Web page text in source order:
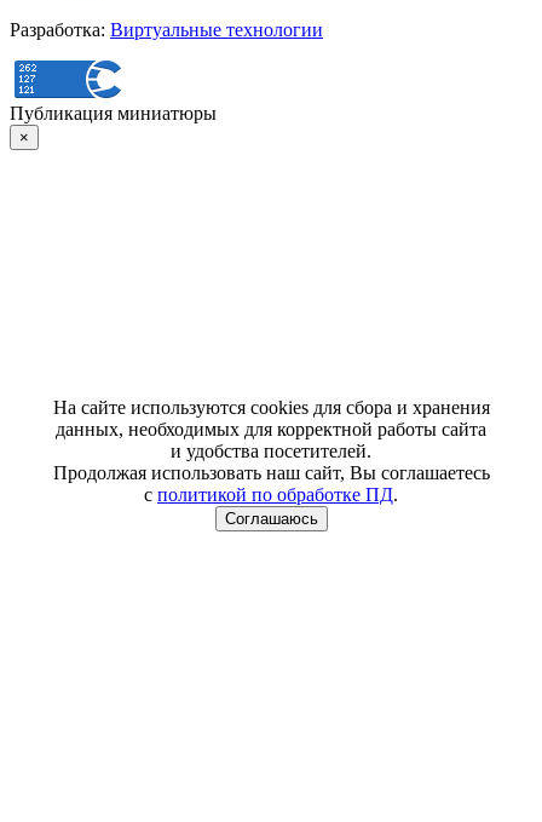
Разработка: Виртуальные технологии
Публикация миниатюры
×
На сайте используются cookies для сбора и хранения
данных, необходимых для корректной работы сайта
и удобства посетителей.
Продолжая использовать наш сайт, Вы соглашаетесь
с политикой по обработке ПД.
Соглашаюсь